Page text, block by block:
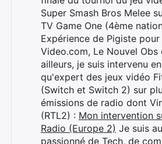
Super Smash Bros Melee
TV Game One (4ème
Expérience de Pigiste pour
Video.com, Le Nouvel Obs
ailleurs, je suis intervenu
qu'expert des jeux vidéo
(Switch et Switch 2) sur
émissions de radio dont
(RTL2) : Mon intervention
Radio (Europe 2) Je suis
passionné de Tech, de